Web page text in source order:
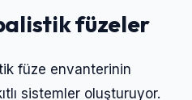
füzeler
füze envanterinin
sistemler oluşturuyor.